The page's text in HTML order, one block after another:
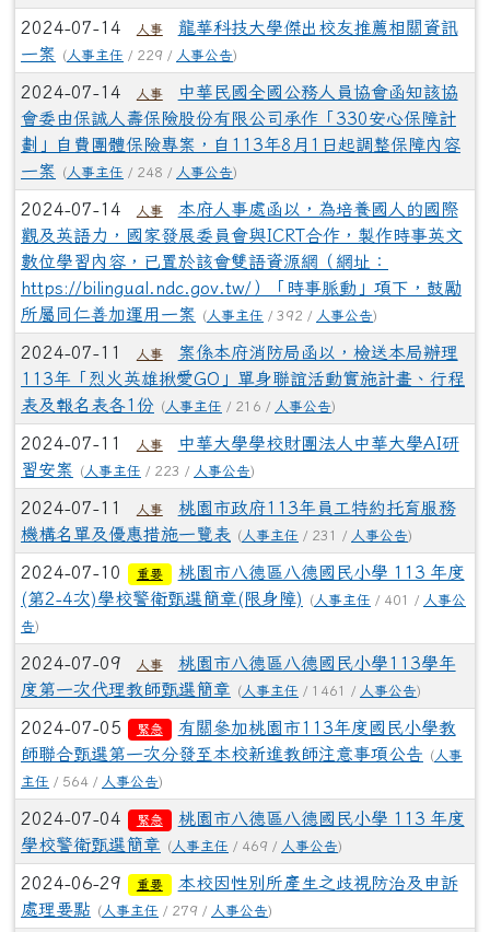
2024-07-14 人事
龍華科技大學傑出校友推薦相關資訊
一案
( 人事主任 / 229 / 人事公告)
2024-07-14 人事
中華民國全國公務人員協會函知該協
會委由保誠人壽保險股份有限公司承作「330安心保障計
劃」自費團體保險專案，自113年8月1日起調整保障內容
一案
( 人事主任 / 248 / 人事公告)
2024-07-14 人事
本府人事處函以，為培養國人的國際
觀及英語力，國家發展委員會與ICRT合作，製作時事英文
數位學習內容，已置於該會雙語資源網（網址：
https://bilingual.ndc.gov.tw/）「時事脈動」項下，鼓勵
所屬同仁善加運用一案
( 人事主任 / 392 / 人事公告)
2024-07-11 人事
案係本府消防局函以，檢送本局辦理
113年「烈火英雄揪愛GO」單身聯誼活動實施計畫、行程
表及報名表各1份
( 人事主任 / 216 / 人事公告)
2024-07-11 人事
中華大學學校財團法人中華大學AI研
習安案
( 人事主任 / 223 / 人事公告)
2024-07-11 人事
桃園市政府113年員工特約托育服務
機構名單及優惠措施一覽表
( 人事主任 / 231 / 人事公告)
2024-07-10 重要
桃園市八德區八德國民小學 113 年度
(第2-4次)學校警衛甄選簡章(限身障)
( 人事主任 / 401 / 人事公
告)
2024-07-09 人事
桃園市八德區八德國民小學113學年
度第一次代理教師甄選簡章
( 人事主任 / 1461 / 人事公告)
2024-07-05 緊急
有關參加桃園市113年度國民小學教
師聯合甄選第一次分發至本校新進教師注意事項公告
( 人事
主任 / 564 / 人事公告)
2024-07-04 緊急
桃園市八德區八德國民小學 113 年度
學校警衛甄選簡章
( 人事主任 / 469 / 人事公告)
2024-06-29 重要
本校因性別所產生之歧視防治及申訴
處理要點
( 人事主任 / 279 / 人事公告)